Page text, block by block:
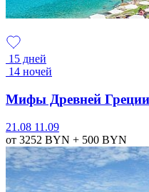
15 дней
14 ночей
Мифы Древней
21.08 11.09
от 3252 BYN + 500 BYN